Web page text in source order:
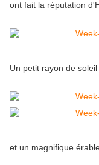
ont fait la réputation
Un petit rayon de soleil
et un magnifique